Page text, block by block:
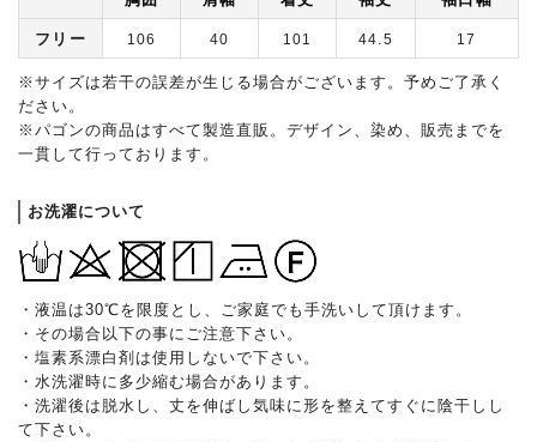
フリー 106 40 101 44.5 17
※サイズは若干の誤差が生じる場合がございます。予めご了承く
ださい。
※パゴンの商品はすべて製造直販。デザイン、染め、販売までを
一貫して行っております。
お洗濯について
・液温は30℃を限度とし、ご家庭でも手洗いして頂けます。
・その場合以下の事にご注意下さい。
・塩素系漂白剤は使用しないで下さい。
・水洗濯時に多少縮む場合があります。
・洗濯後は脱水し、丈を伸ばし気味に形を整えてすぐに陰干しし
て下さい。